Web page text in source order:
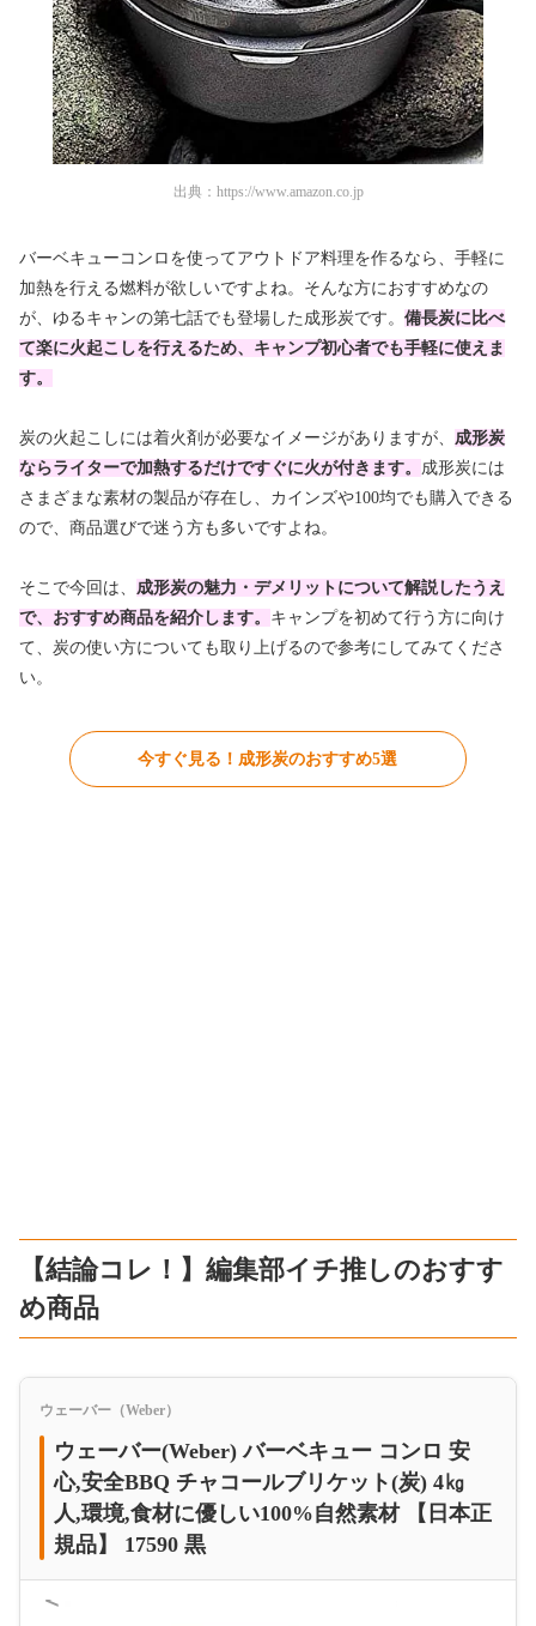
出典： https://www.amazon.co.jp
バーベキューコンロを使ってアウトドア料理を作るなら、手軽に
加熱を行える燃料が欲しいですよね。そんな方におすすめなの
が、ゆるキャンの第七話でも登場した成形炭です。 備長炭に比べ
て楽に火起こしを行えるため、キャンプ初心者でも手軽に使えま
す。
炭の火起こしには着火剤が必要なイメージがありますが、 成形炭
ならライターで加熱するだけですぐに火が付きます。 成形炭には
さまざまな素材の製品が存在し、カインズや100均でも購入できる
ので、商品選びで迷う方も多いですよね。
そこで今回は、 成形炭の魅力・デメリットについて解説したうえ
で、おすすめ商品を紹介します。 キャンプを初めて行う方に向け
て、炭の使い方についても取り上げるので参考にしてみてくださ
い。
今すぐ見る！成形炭のおすすめ5選
【結論コレ！】編集部イチ推しのおすす
め商品
ウェーバー（Weber）
ウェーバー(Weber) バーベキュー コンロ 安
心,安全BBQ チャコールブリケット(炭) 4㎏
人,環境,食材に優しい100%自然素材 【日本正
規品】 17590 黒
＜